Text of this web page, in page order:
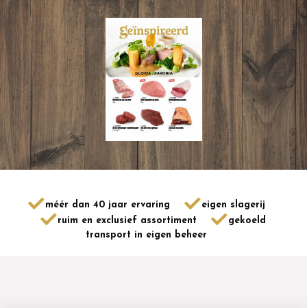
méér dan 40 jaar ervaring
eigen slagerij
ruim en exclusief assortiment
gekoeld
transport in eigen beheer